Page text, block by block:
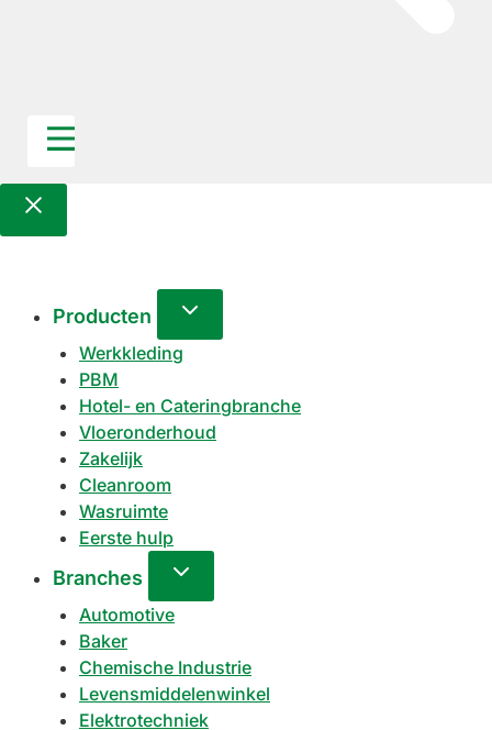
Producten
Werkkleding
PBM
Hotel- en Cateringbranche
Vloeronderhoud
Zakelijk
Cleanroom
Wasruimte
Eerste hulp
Branches
Automotive
Baker
Chemische Industrie
Levensmiddelenwinkel
Elektrotechniek